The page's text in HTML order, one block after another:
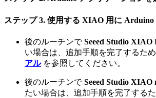
ステップ 3. 使用する XIAO 用に
後のルーチンでSeeed Studio XIAO
い場合は、追加手順を完了するた
アルを参照してください。
後のルーチンでSeeed Studio XIAO
たい場合は、追加手順を完了する